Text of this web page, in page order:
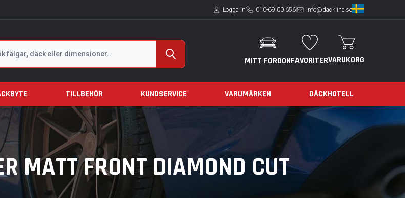
Logga in 010-69 00 656 info@dackline.se
MITT FORDONFAVORITERVARUKORG
TILLBEHÖR KUNDSERVICE VARUMÄRKEN DÄCKHOTELL
MATT FRONT DIAMOND CUT